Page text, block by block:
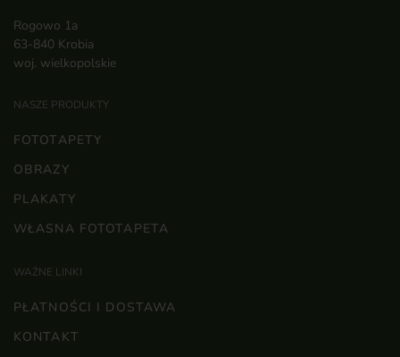
Rogowo 1a
63-840 Krobia
woj. wielkopolskie
NASZE PRODUKTY
FOTOTAPETY
OBRAZY
PLAKATY
WŁASNA FOTOTAPETA
WAŻNE LINKI
PŁATNOŚCI I DOSTAWA
KONTAKT